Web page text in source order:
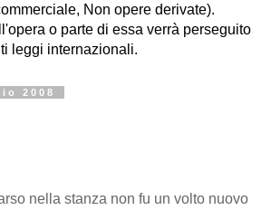
Non opere derivate).
o parte di essa verrà perseguito
leggi internazionali.
2008
nella stanza non fu un volto nuovo